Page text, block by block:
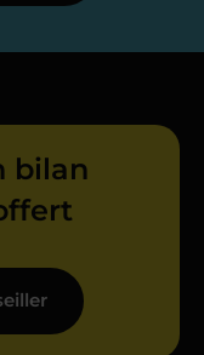
bilan